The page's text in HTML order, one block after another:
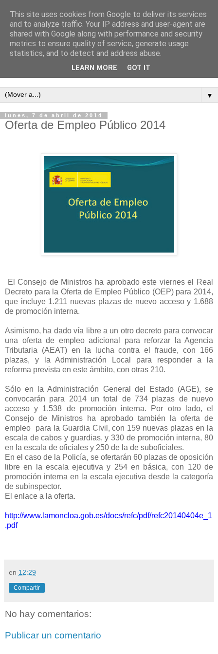
Semanario independiente de Calañas
▼
lunes, 7 de abril de 2014
Oferta de Empleo Público 2014
El Consejo de Ministros ha aprobado este viernes el Real
Decreto para la Oferta de Empleo Público (OEP) para 2014,
que incluye 1.211 nuevas plazas de nuevo acceso y 1.688
de promoción interna.
Asimismo, ha dado vía libre a un otro decreto para convocar
una oferta de empleo adicional para reforzar la Agencia
Tributaria (AEAT) en la lucha contra el fraude, con 166
plazas, y la Administración Local para responder a la
reforma prevista en este ámbito, con otras 210.
Sólo en la Administración General del Estado (AGE), se
convocarán para 2014 un total de 734 plazas de nuevo
acceso y 1.538 de promoción interna. Por otro lado, el
Consejo de Ministros ha aprobado también la oferta de
empleo
para la Guardia Civil, con 159 nuevas plazas en la
escala de cabos y guardias, y 330 de promoción interna, 80
en la escala de oficiales y 250 de la de suboficiales.
En el caso de la Policía, se ofertarán 60 plazas de oposición
libre en la escala ejecutiva y 254 en básica, con 120 de
promoción interna en la escala ejecutiva desde la categoría
de subinspector.
El enlace a la oferta.
http://www.lamoncloa.gob.es/docs/refc/pdf/refc20140404e_1
.pdf
en 12:29
Compartir
No hay comentarios:
Publicar un comentario
This site uses cookies from Google to deliver its services
and to analyze traffic. Your IP address and user-agent are
shared with Google along with performance and security
metrics to ensure quality of service, generate usage
statistics, and to detect and address abuse.
LEARN MORE GOT IT